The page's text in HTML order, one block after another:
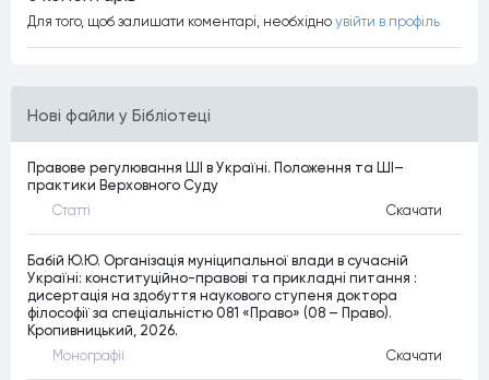
Нові файли у Бібліотеці
Правове регулювання ШІ в Україні. Положення та ШІ–
практики Верховного Суду
Статтi Скачати
Бабій Ю.Ю. Організація муніципальної влади в сучасній
Україні: конституційно-правові та прикладні питання :
дисертація на здобуття наукового ступеня доктора
філософії за спеціальністю 081 «Право» (08 – Право).
Кропивницький, 2026.
Монографiї Скачати
Для того, щоб залишати коментарi, необхiдно увiйти в профiль